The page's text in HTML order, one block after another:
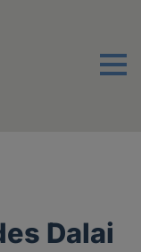
Menu
Dalai